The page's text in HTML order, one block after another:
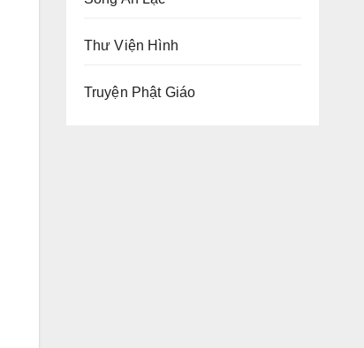
Thư Viện Hình
Truyện Phật Giáo